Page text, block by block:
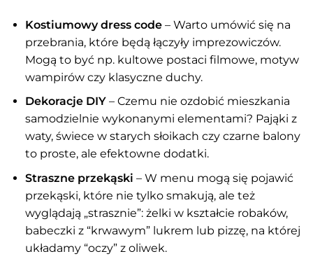
Kostiumowy dress code– Warto umówić się na
przebrania, które będą łączyły imprezowiczów.
Mogą to być np. kultowe postaci filmowe, motyw
wampirów czy klasyczne duchy.
Dekoracje DIY– Czemu nie ozdobić mieszkania
samodzielnie wykonanymi elementami? Pająki z
waty, świece w starych słoikach czy czarne balony
to proste, ale efektowne dodatki.
Straszne przekąski – W menu mogą się pojawić
przekąski, które nie tylko smakują, ale też
wyglądają „strasznie”: żelki w kształcie robaków,
babeczki z “krwawym” lukrem lub pizzę, na której
układamy “oczy” z oliwek.